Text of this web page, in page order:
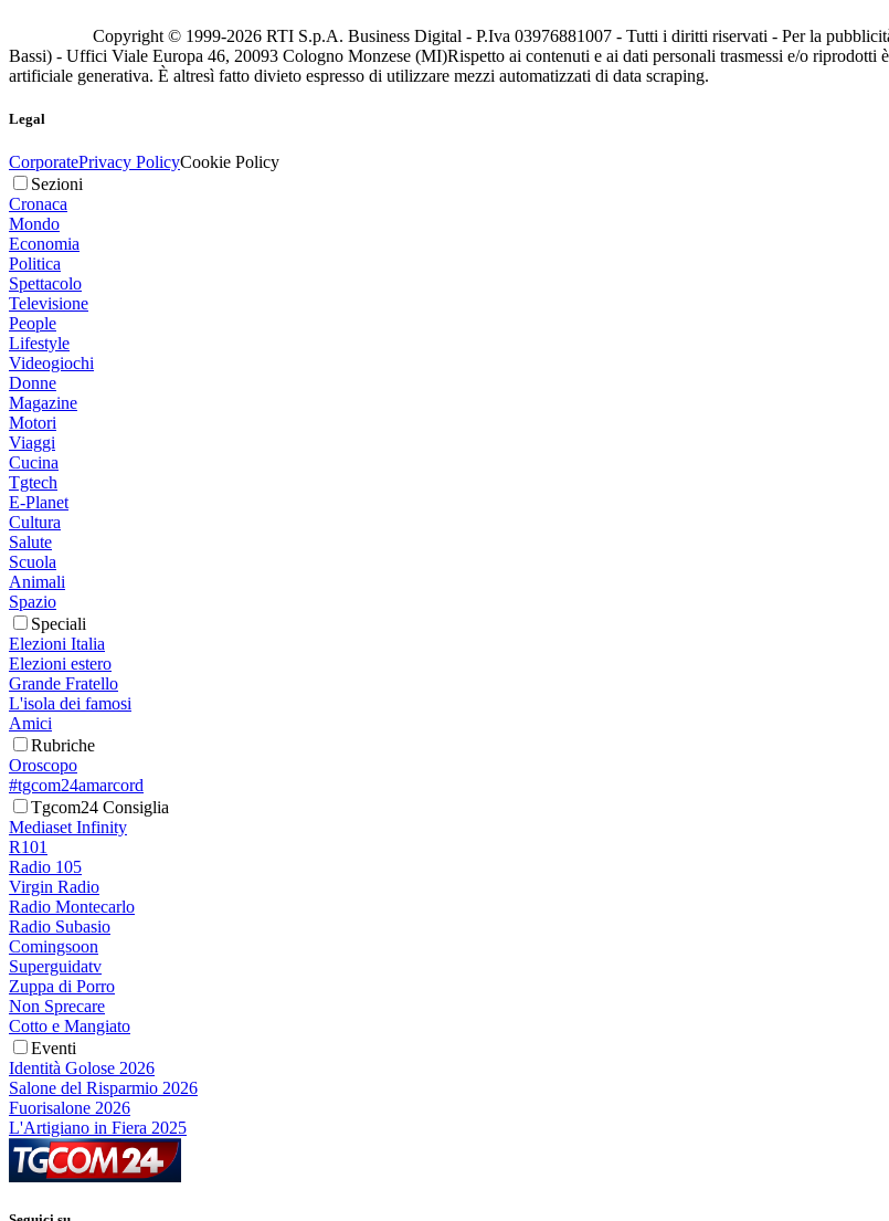
Copyright © 1999-2026 RTI S.p.A. Business Digital - P.Iva 03976881007 - Tutti i diritti riservati - Per la
Bassi) - Uffici Viale Europa 46, 20093 Cologno Monzese (MI)Rispetto ai contenuti e ai dati personali trasmessi e/o
artificiale generativa. È altresì fatto divieto espresso di utilizzare mezzi automatizzati di data scraping.
Legal
CorporatePrivacy PolicyCookie Policy
Sezioni
Cronaca
Mondo
Economia
Politica
Spettacolo
Televisione
People
Lifestyle
Videogiochi
Donne
Magazine
Motori
Viaggi
Cucina
Tgtech
E-Planet
Cultura
Salute
Scuola
Animali
Spazio
Speciali
Elezioni Italia
Elezioni estero
Grande Fratello
L'isola dei famosi
Amici
Rubriche
Oroscopo
#tgcom24amarcord
Tgcom24 Consiglia
Mediaset Infinity
R101
Radio 105
Virgin Radio
Radio Montecarlo
Radio Subasio
Comingsoon
Superguidatv
Zuppa di Porro
Non Sprecare
Cotto e Mangiato
Eventi
Identità Golose 2026
Salone del Risparmio 2026
Fuorisalone 2026
L'Artigiano in Fiera 2025